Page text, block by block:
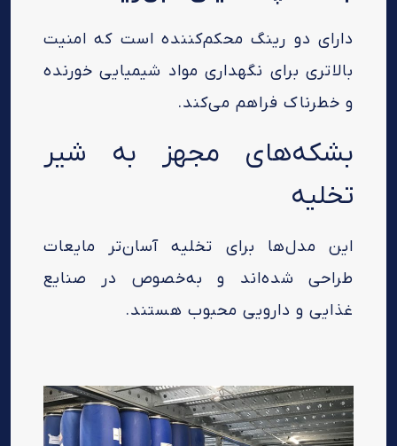
دارای دو رینگ محکم‌کننده است که امنیت
بالاتری برای نگهداری مواد شیمیایی خورنده
و خطرناک فراهم می‌کند.
بشکه‌های مجهز به شیر
تخلیه
این مدل‌ها برای تخلیه آسان‌تر مایعات
طراحی شده‌اند و به‌خصوص در صنایع
غذایی و دارویی محبوب هستند.